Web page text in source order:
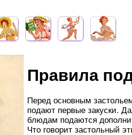
Правила
Перед основным
подают первые закуски.
блюдам подаются
Что говорит застольный